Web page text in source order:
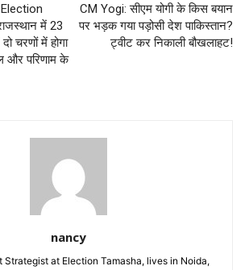
में 23
चरणों में होगा
और परिणाम के
CM Yogi: सीएम योगी के किस बयान
पर भड़क गया पड़ोसी देश पाकिस्तान?
ट्वीट कर निकाली बौखलाहट!
nancy
Strategist at Election Tamasha, lives in Noida,